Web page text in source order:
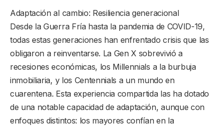
Adaptación al cambio: Resiliencia generacional
Desde la Guerra Fría hasta la pandemia de COVID-19,
todas estas generaciones han enfrentado crisis que las
obligaron a reinventarse. La Gen X sobrevivió a
recesiones económicas, los Millennials a la burbuja
inmobiliaria, y los Centennials a un mundo en
cuarentena. Esta experiencia compartida las ha dotado
de una notable capacidad de adaptación, aunque con
enfoques distintos: los mayores confían en la